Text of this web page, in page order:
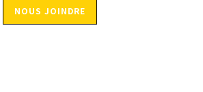
NOUS JOINDRE